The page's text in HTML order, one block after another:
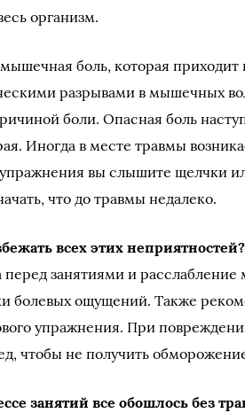
организм.
боль, которая
разрывами в мышечных
боли. Опасная боль
Иногда в месте травмы
вы слышите щелчки
что до травмы недалеко.
всех этих неприятностей?
перед занятиями и
болевых ощущений. Также
упражнения. При
чтобы не получить
занятий все обошлось без